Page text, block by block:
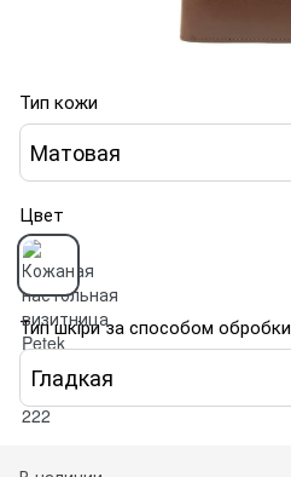
Тип кожи
Матовая
Цвет
Тип шкіри за способом обробки
Гладкая